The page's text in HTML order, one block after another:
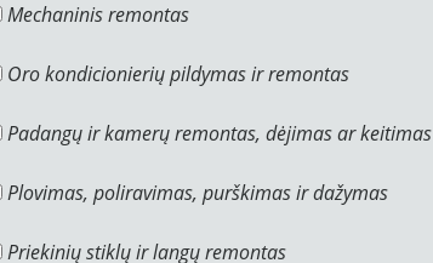
Mechaninis remontas
Oro kondicionierių pildymas ir remontas
Padangų ir kamerų remontas, dėjimas ar keitimas
Plovimas, poliravimas, purškimas ir dažymas
Priekinių stiklų ir langų remontas